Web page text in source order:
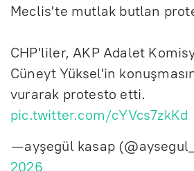
Meclis'te mutlak butlan
CHP'liler, AKP Adalet
Cüneyt Yüksel'in
vurarak protesto etti.
pic.twitter.com/cYVcs7zkKd
— ayşegül kasap
2026